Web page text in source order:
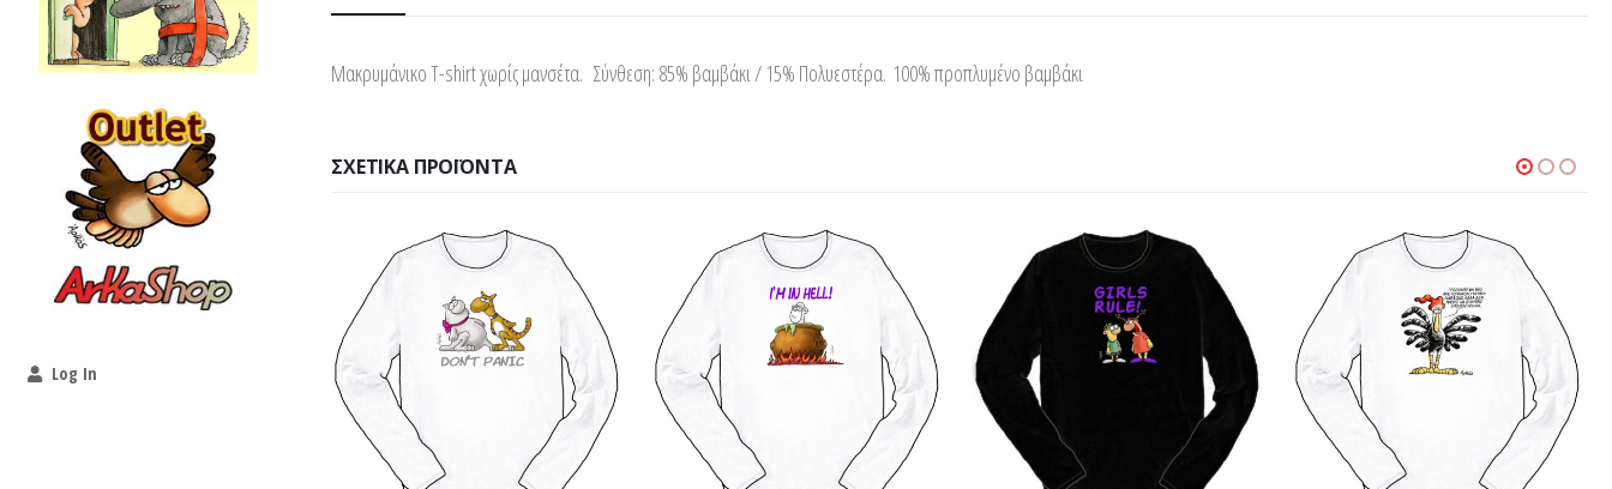
Log In
Μακρυμάνικο T-shirt χωρίς μανσέτα. Σύνθεση: 85% βαμβάκι / 15% Πολυεστέρα. 100% προπλυμένο βαμβάκι
ΣΧΕΤΙΚΆ ΠΡΟΪΌΝΤΑ